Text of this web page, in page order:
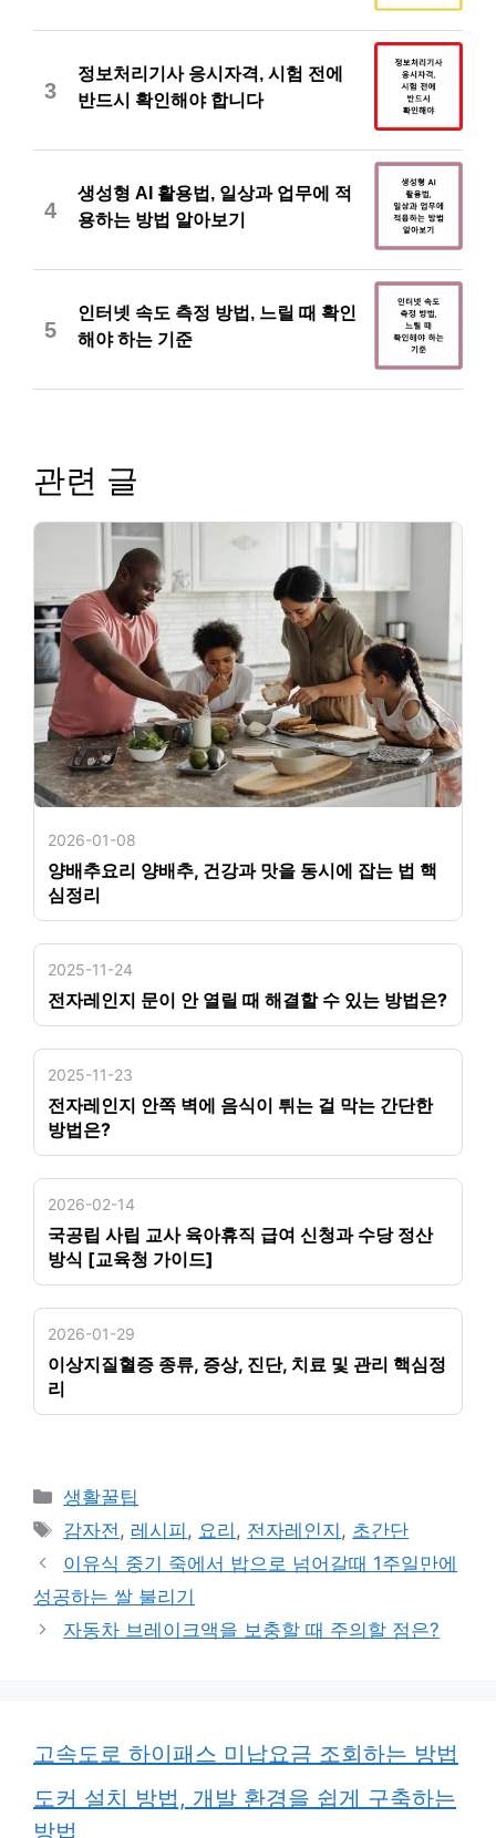
3
정보처리기사 응시자격, 시험 전에
반드시 확인해야 합니다
4
생성형 AI 활용법, 일상과 업무에 적
용하는 방법 알아보기
5
인터넷 속도 측정 방법, 느릴 때 확인
해야 하는 기준
관련 글
2026-01-08
양배추요리 양배추, 건강과 맛을 동시에 잡는 법 핵
심정리
2025-11-24
전자레인지 문이 안 열릴 때 해결할 수 있는 방법은?
2025-11-23
전자레인지 안쪽 벽에 음식이 튀는 걸 막는 간단한
방법은?
2026-02-14
국공립 사립 교사 육아휴직 급여 신청과 수당 정산
방식 [교육청 가이드]
2026-01-29
이상지질혈증 종류, 증상, 진단, 치료 및 관리 핵심정
리
카
테
리
생활꿀팁
태
그
감자전, 레시피 , 요리 , 전자레인지 , 초간단
이유식 중기 죽에서 밥으로 넘어갈때 1주일만에
성공하는 쌀 불리기
자동차 브레이크액을 보충할 때 주의할 점은?
고속도로 하이패스 미납요금 조회하는 방법
도커 설치 방법, 개발 환경을 쉽게 구축하는
방법